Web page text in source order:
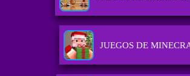
JUEGOS DE